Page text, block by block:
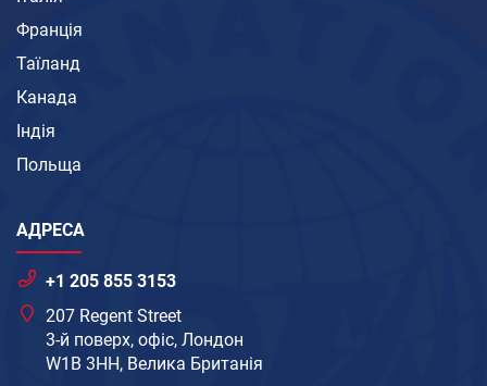
Франція
Таїланд
Канада
Індія
Польща
АДРЕСА
+1 205 855 3153
207 Regent Street
3-й поверх, офіс, Лондон
W1B 3HH, Велика Британія